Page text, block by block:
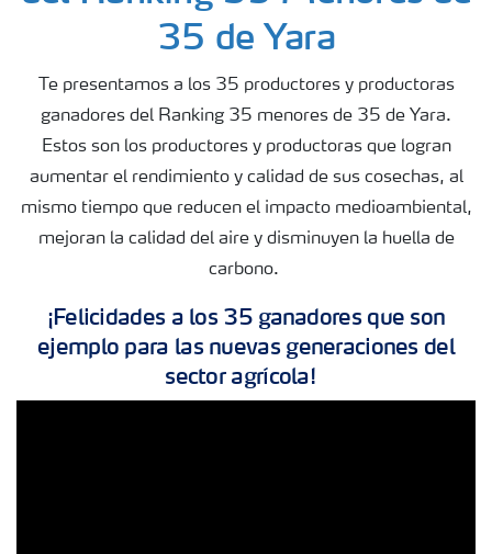
35 de Yara
Te presentamos a los 35 productores y productoras
ganadores del Ranking 35 menores de 35 de Yara.
Estos son los productores y productoras que logran
aumentar el rendimiento y calidad de sus cosechas, al
mismo tiempo que reducen el impacto medioambiental,
mejoran la calidad del aire y disminuyen la huella de
carbono.
¡Felicidades a los 35 ganadores que son
ejemplo para las nuevas generaciones del
sector agrícola!